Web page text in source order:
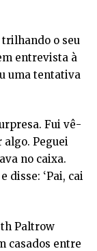
trilhando o seu
entrevista à
uma tentativa
Fui vê-
algo. Peguei
no caixa.
disse: ‘Pai, cai
Paltrow
casados entre